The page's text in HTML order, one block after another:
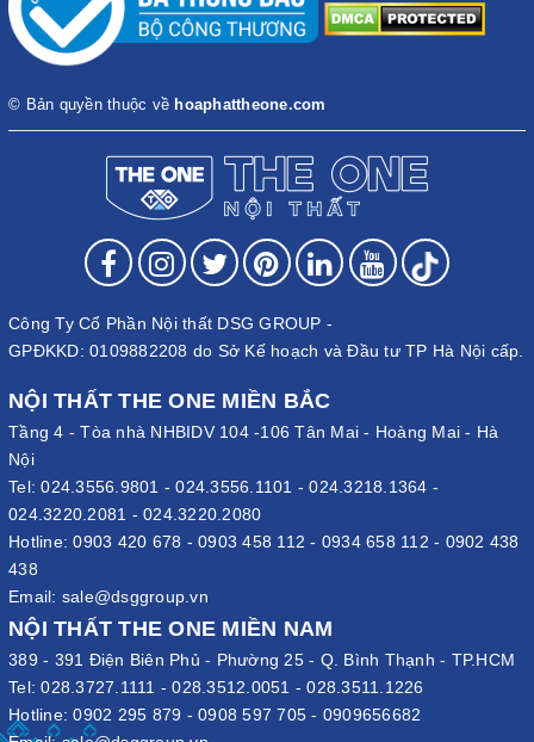
© Bản quyền thuộc về hoaphattheone.com
Công Ty Cổ Phần Nội thất DSG GROUP -
GPĐKKD: 0109882208 do Sở Kế hoạch và Đầu tư TP Hà Nội cấp.
NỘI THẤT THE ONE MIỀN BẮC
Tầng 4 - Tòa nhà NHBIDV 104 -106 Tân Mai - Hoàng Mai - Hà
Nội
Tel:024.3556.9801 -024.3556.1101 -024.3218.1364 -
024.3220.2081 - 024.3220.2080
Hotline:0903 420 678 - 0903 458 112 - 0934 658 112 - 0902 438
438
Email: sale@dsggroup.vn
NỘI THẤT THE ONE MIỀN NAM
389 - 391 Điện Biên Phủ - Phường 25 - Q. Bình Thạnh - TP.HCM
Tel:028.3727.1111 -028.3512.0051 -028.3511.1226
Hotline:0902 295 879 - 0908 597 705 - 0909656682